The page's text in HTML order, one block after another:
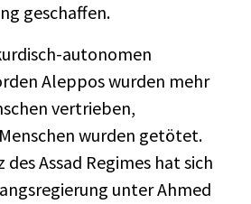
geschaffen.
autonomen
Aleppos wurden mehr
vertrieben,
wurden getötet.
des Assad Regimes hat sich
unter Ahmed